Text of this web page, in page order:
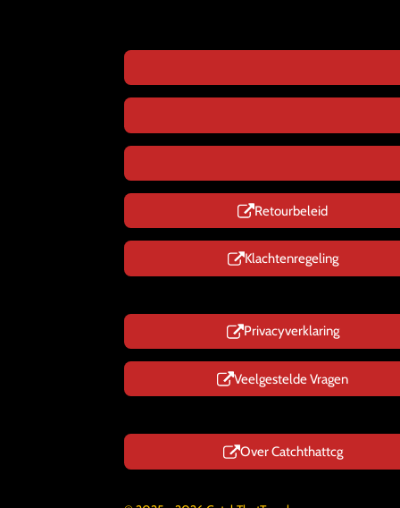
Retourbeleid
Klachtenregeling
Privacyverklaring
Veelgestelde Vragen
Over Catchthattcg